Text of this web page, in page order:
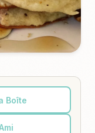
Boîte